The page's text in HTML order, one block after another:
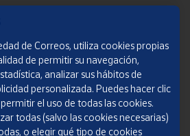
de Correos, utiliza cookies propias
de permitir su navegación,
analizar sus hábitos de
personalizada. Puedes hacer clic
el uso de todas las cookies.
todas (salvo las cookies necesarias)
o elegir qué tipo de cookies